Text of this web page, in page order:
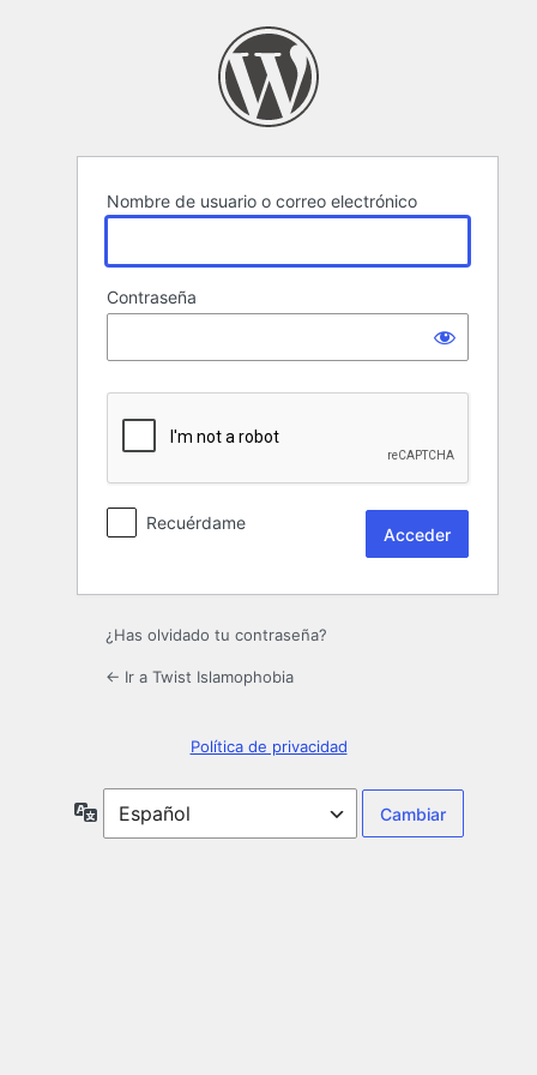
Nombre de usuario o correo electrónico
Contraseña
Recuérdame
¿Has olvidado tu contraseña?
← Ir a Twist Islamophobia
Política de privacidad
Idioma